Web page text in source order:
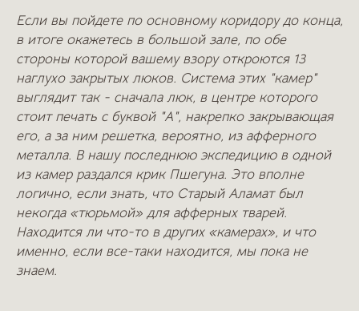
Если вы пойдете по основному коридору до конца,
в итоге окажетесь в большой зале, по обе
стороны которой вашему взору откроются 13
наглухо закрытых люков. Система этих "камер"
выглядит так - сначала люк, в центре которого
стоит печать с буквой "А", накрепко закрывающая
его, а за ним решетка, вероятно, из афферного
металла. В нашу последнюю экспедицию в одной
из камер раздался крик Пшегуна. Это вполне
логично, если знать, что Старый Аламат был
некогда «тюрьмой» для афферных тварей.
Находится ли что-то в других «камерах», и что
именно, если все-таки находится, мы пока не
знаем.